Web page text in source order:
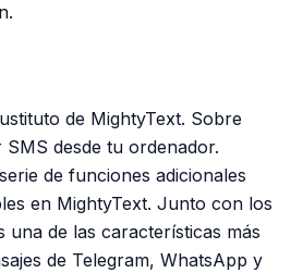
de MightyText. Sobre
desde tu ordenador.
de funciones adicionales
en MightyText. Junto con los
una de las características más
de Telegram, WhatsApp y